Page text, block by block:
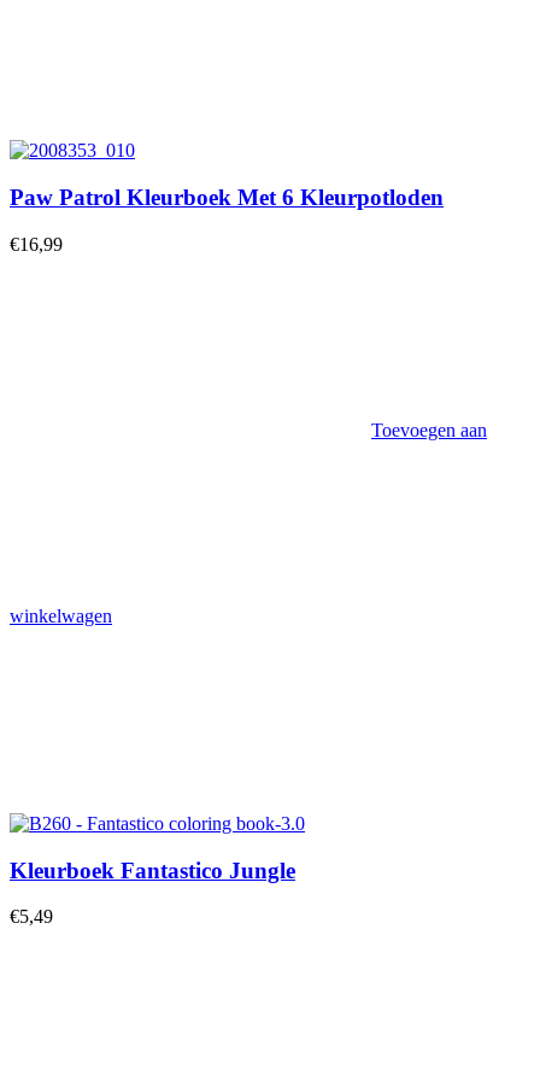
Paw Patrol Kleurboek Met 6 Kleurpotloden
€16,99
Toevoegen aan
winkelwagen
Kleurboek Fantastico Jungle
€5,49